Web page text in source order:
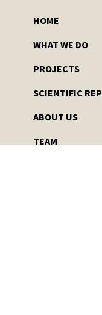
HOME
WHAT WE DO
PROJECTS
SCIENTIFIC
ABOUT US
TEAM